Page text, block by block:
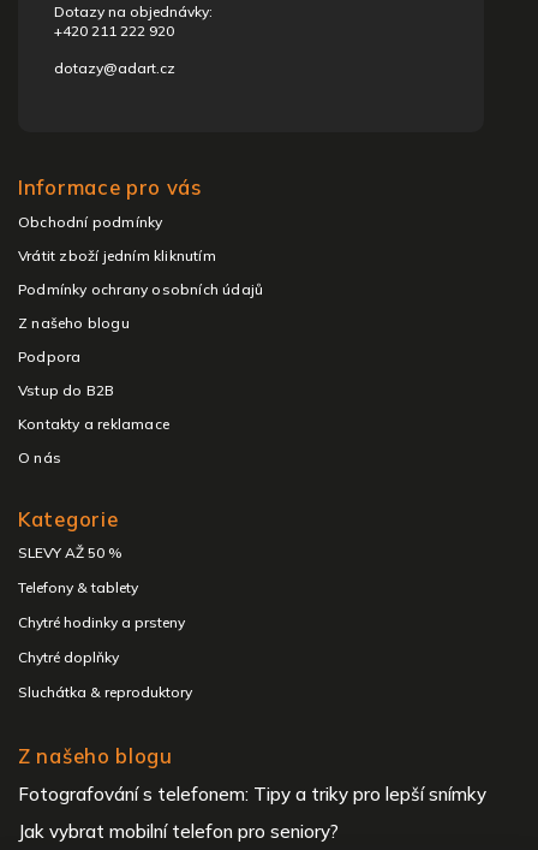
Dotazy na objednávky:
+420 211 222 920
dotazy@adart.cz
Informace pro vás
Obchodní podmínky
Vrátit zboží jedním kliknutím
Podmínky ochrany osobních údajů
Z našeho blogu
Podpora
Vstup do B2B
Kontakty a reklamace
O nás
Kategorie
SLEVY AŽ 50 %
Telefony & tablety
Chytré hodinky a prsteny
Chytré doplňky
Sluchátka & reproduktory
Z našeho blogu
Fotografování s telefonem: Tipy a triky pro lepší snímky
Jak vybrat mobilní telefon pro seniory?